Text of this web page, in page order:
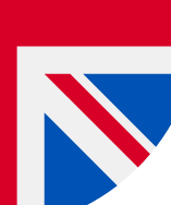
blir produsert i
av eksem og
og meir fotosensitiv